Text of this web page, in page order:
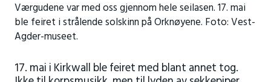
Værgudene var med oss gjennom hele seilasen. 17. mai
ble feiret i strålende solskinn på Orknøyene. Foto: Vest-
Agder-museet.
17. mai i Kirkwall ble feiret med blant annet tog.